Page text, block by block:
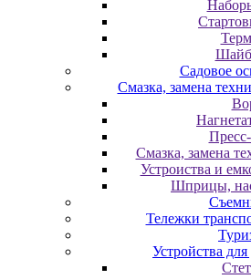
Садовое
Смазка, замена
Смазка, замена
Устроиства и
Шприцы,
Тележки
Устройства